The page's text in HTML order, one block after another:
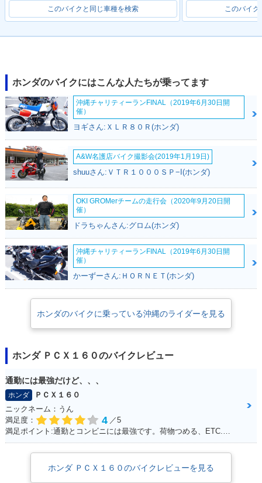
このバイクと同じ車種を検索 このバイク
ホンダのバイクにはこんな人たちが乗ってます
沖縄チャリティーランFINAL（2019年6月30日開
催）
ヨギさん:ＸＬＲ８０Ｒ(ホンダ)
A&W名護店バイク撮影会(2019年1月19日)
shuuさん:ＶＴＲ１０００ＳＰ−I(ホンダ)
OKI GROMerチームの走行会（2020年9月20日開
催）
ドラちゃんさん:グロム(ホンダ)
沖縄チャリティーランFINAL（2019年6月30日開
催）
かーずーさん:ＨＯＲＮＥＴ(ホンダ)
ホンダのバイクに乗っている沖縄のライダーを見る
ホンダ ＰＣＸ１６０のバイクレビュー
通勤には最強だけど、、、
ホンダ
ＰＣＸ１６０
ニックネーム：うん
満足度：
4 ／5
満足ポイント:通勤とコンビニには最強です。荷物つめる、ETC.車載カメラ、ロングスクリーンでした。平和な日本を肌で感じることできます。 けれど、、、
ホンダ ＰＣＸ１６０のバイクレビューを見る